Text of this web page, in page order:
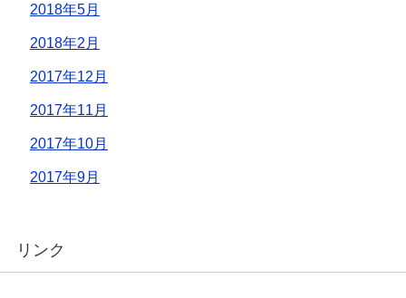
2018年5月
2018年2月
2017年12月
2017年11月
2017年10月
2017年9月
リンク